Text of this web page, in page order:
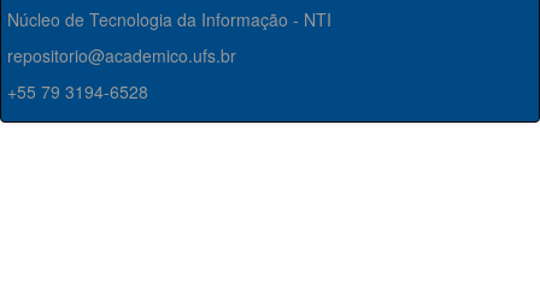
Núcleo de Tecnologia da Informação - NTI
repositorio@academico.ufs.br
+55 79 3194-6528